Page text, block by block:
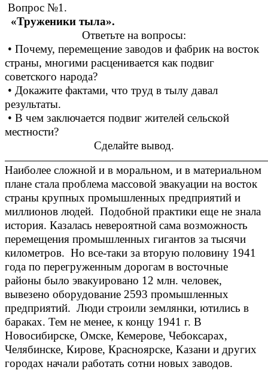
Вопрос №1.
«Труженики тыла».
Ответьте на вопросы:
• Почему, перемещение заводов и фабрик на восток
страны, многими расценивается как подвиг
советского народа?
• Докажите фактами, что труд в тылу давал
результаты.
• В чем заключается подвиг жителей сельской
местности?
Сделайте вывод.
Наиболее сложной и в моральном, и в материальном
плане стала проблема массовой эвакуации на восток
страны крупных промышленных предприятий и
миллионов людей. Подобной практики еще не знала
история. Казалась невероятной сама возможность
перемещения промышленных гигантов за тысячи
километров. Но все-таки за вторую половину 1941
года по перегруженным дорогам в восточные
районы было эвакуировано 12 млн. человек,
вывезено оборудование 2593 промышленных
предприятий. Люди строили землянки, ютились в
бараках. Тем не менее, к концу 1941 г. В
Новосибирске, Омске, Кемерове, Чебоксарах,
Челябинске, Кирове, Красноярске, Казани и других
городах начали работать сотни новых заводов.